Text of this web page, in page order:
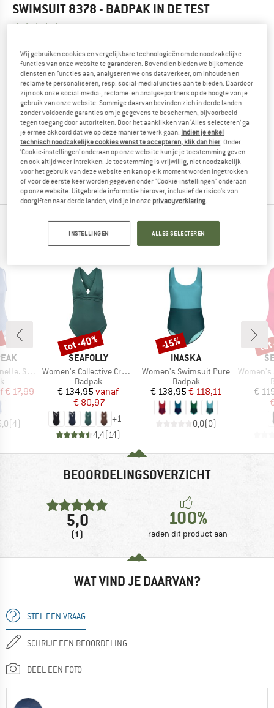
SWIMSUIT 8378 - BADPAKIN DE TEST
KEN JE DIT PRODUCT?
Heb je dit product al eens in handen gehad? Zin om je
mening hierover te delen?
Andere bergvrienden zijn blij om jouw feedback te lezen -
deel het met hen.
BEOORDELING SCHRIJVEN
PRODUCT KOPEN
BERGVRIENDEN DIE DIT BEKEKEN HEBBEN,
KEKEN OOK NAAR
Swimsuit
prijs
€ 17,99
(4)
MERK
SEAFOLLY
Artikel
Women's Collective Cross Back One Piece
Productgroep
Badpak
Prijs
€ 134,95Verlaagde prijs
vanaf
€ 80,97
+1
4,4( 14)
Korting
tot -40%
MERK
INASKA
Artikel
Women's Swimsuit Pure
Productgroep
Badpak
Prijs
€ 138,95Verlaagde prijs
€ 118,11
0,0(0)
Korting
-15%
Artikel
Women's Sea
€
tot
BEOORDELINGSOVERZICHT
5,0
(1)
100%
raden dit product aan
WAT VIND JE DAARVAN?
STEL EEN VRAAG
SCHRIJF EEN BEOORDELING
DEEL EEN FOTO
Wij gebruiken cookies en vergelijkbare technologieën om de noodzakelijke
functies van onze website te garanderen. Bovendien bieden we bijkomende
diensten en functies aan, analyseren we ons dataverkeer, om inhouden en
reclame te personaliseren, resp. social-mediafuncties aan te bieden. Daardoor
zijn ook onze social-media-, reclame- en analysepartners op de hoogte van je
gebruik van onze website. Sommige daarvan bevinden zich in derde landen
zonder voldoende garanties om je gegevens te beschermen, bijvoorbeeld
tegen toegang door autoriteiten. Door het aanklikken van ‘Alles selecteren’ ga
je ermee akkoord dat we op deze manier te werk gaan. Indien je enkel
technisch noodzakelijke cookies wenst te accepteren, klik dan hier . Onder
‘Cookie-instellingen’ onderaan op onze website kun je je toestemming geven
en ook altijd weer intrekken. Je toestemming is vrijwillig, niet noodzakelijk
voor het gebruik van deze website en kan op elk moment worden ingetrokken
of voor de eerste keer worden gegeven onder "Cookie-instellingen" onderaan
op onze website. Uitgebreide informatie hierover, inclusief de risico's van
doorgiften naar derde landen, vind je in onze privacyverklaring
INSTELLINGEN ALLES SELECTEREN